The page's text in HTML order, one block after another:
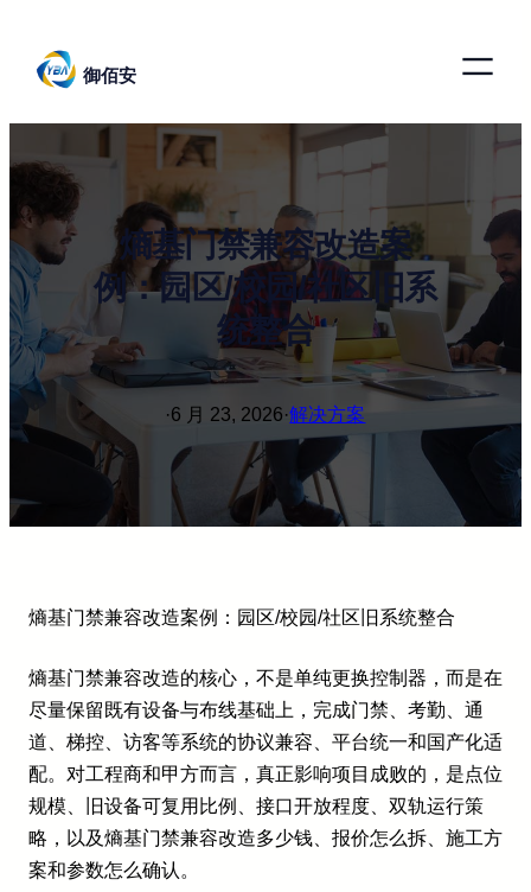
御佰安
熵基门禁兼容改造案
例：园区/校园/社区旧系
统整合
·6 月 23, 2026·解决方案
熵基门禁兼容改造案例：园区/校园/社区旧系统整合
熵基门禁兼容改造的核心，不是单纯更换控制器，而是在
尽量保留既有设备与布线基础上，完成门禁、考勤、通
道、梯控、访客等系统的协议兼容、平台统一和国产化适
配。对工程商和甲方而言，真正影响项目成败的，是点位
规模、旧设备可复用比例、接口开放程度、双轨运行策
略，以及熵基门禁兼容改造多少钱、报价怎么拆、施工方
案和参数怎么确认。